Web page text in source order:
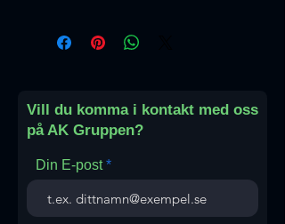
Vill du komma i kontakt med oss
på AK Gruppen?
Din E-post